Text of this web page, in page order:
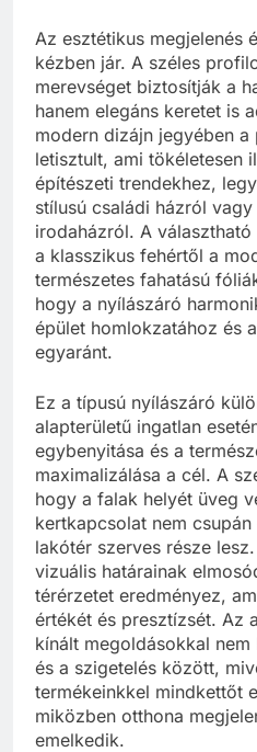
Az esztétikus megjelenés
kézben jár. A széles
merevséget biztosítják a
hanem elegáns keretet is
modern dizájn jegyében
letisztult, ami tökéletesen
építészeti trendekhez,
stílusú családi házról
irodaházról. A
a klasszikus fehértől a
természetes fahatású
hogy a nyílászáró
épület homlokzatához és
egyaránt.
Ez a típusú nyílászáró
alapterületű ingatlan
egybenyitása és a
maximalizálása a cél. A
hogy a falak helyét üveg
kertkapcsolat nem
lakótér szerves része
vizuális határainak
térérzetet eredményez,
értékét és presztízsét. Az
kínált megoldásokkal
és a szigetelés között,
termékeinkkel mindkettőt
miközben otthona
emelkedik.